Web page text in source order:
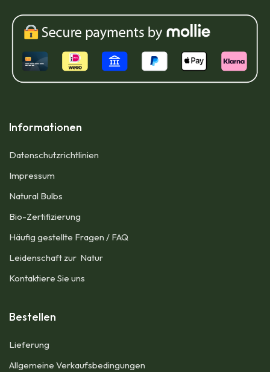
Informationen
Datenschutzrichtlinien
Impressum​
Natural Bulbs
Bio-Zertifizierung
Häufig gestellte Fragen / FAQ
Leidenschaft zur Natur
Kontaktiere Sie uns
Bestellen
Lieferung
Allgemeine Verkaufsbedingungen​